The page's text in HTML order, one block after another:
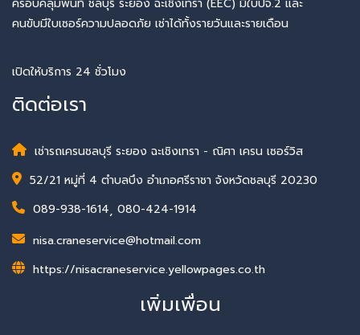
ครอบคลุมพื้นที่ ชลบุรี ระยอง ฉะเชิงเทรา (EEC) มีใบปจ.2 และ
คนขับมีใบเซอร์ความปลอดภัย เช่าได้ทั้งรายวันและรายเดือน
เปิดให้บริการ 24 ชั่วโมง
ติดต่อเรา
เช่ารถเครนชลบุรี ระยอง ฉะเชิงเทรา - ณิศา เครน เซอร์วิส
52/21 หมู่ที่ 4 ตำบลบึง อำเภอศรีราชา จังหวัดชลบุรี 20230
089-938-1614, 080-424-1914
nisa.craneservice@hotmail.com
https://nisacraneservice.yellowpages.co.th
เพิ่มเพื่อน